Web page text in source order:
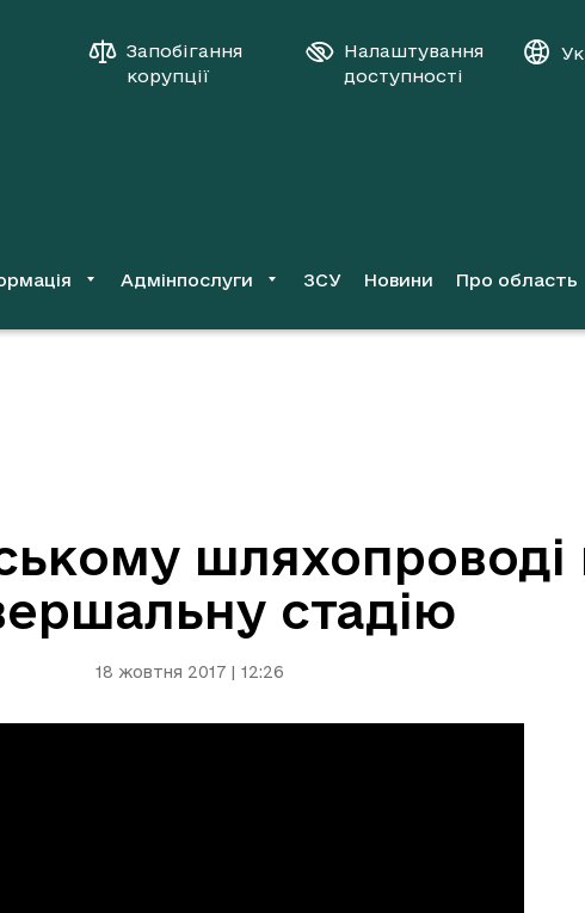
Запобігання
корупції
Налаштування
доступності
Адмінпослуги ЗСУ Новини Про область
стадію
18 жовтня 2017 | 12:26